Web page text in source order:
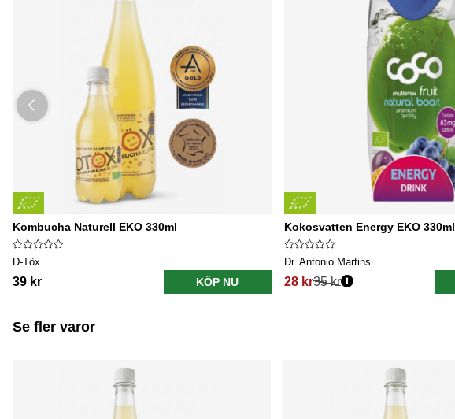
Kombucha Naturell EKO 330ml
D-Töx
39 kr KÖP NU
Kokosvatten Energy EKO 330ml
Dr. Antonio Martins
28 kr35 kr
Se fler varor